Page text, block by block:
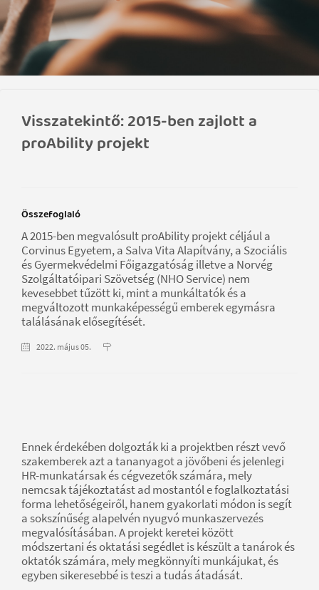
Visszatekintő: 2015-ben zajlott a
proAbility projekt
Összefoglaló
A 2015-ben megvalósult proAbility projekt céljául a
Corvinus Egyetem, a Salva Vita Alapítvány, a Szociális
és Gyermekvédelmi Főigazgatóság illetve a Norvég
Szolgáltatóipari Szövetség (NHO Service) nem
kevesebbet tűzött ki, mint a munkáltatók és a
megváltozott munkaképességű emberek egymásra
találásának elősegítését.
2022. május 05.
Ennek érdekében dolgozták ki a projektben részt vevő
szakemberek azt a tananyagot a jövőbeni és jelenlegi
HR-munkatársak és cégvezetők számára, mely
nemcsak tájékoztatást ad mostantól e foglalkoztatási
forma lehetőségeiről, hanem gyakorlati módon is segít
a sokszínűség alapelvén nyugvó munkaszervezés
megvalósításában. A projekt keretei között
módszertani és oktatási segédlet is készült a tanárok és
oktatók számára, mely megkönnyíti munkájukat, és
egyben sikeresebbé is teszi a tudás átadását.